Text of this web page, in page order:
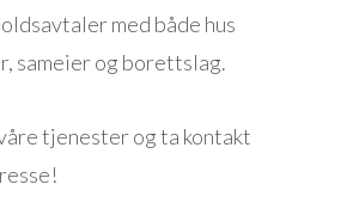
med både hus
sameier og borettslag.
tjenester og ta kontakt